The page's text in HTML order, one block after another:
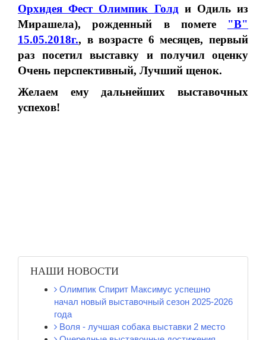
Орхидея Фест Олимпик Голд и Одиль из
Мирашела), рожденный в помете "В"
15.05.2018г., в возрасте 6 месяцев, первый
раз посетил выставку и получил оценку
Очень перспективный, Лучший щенок.
Желаем ему дальнейших выставочных
успехов!
НАШИ НОВОСТИ
Олимпик Спирит Максимус успешно
начал новый выставочный сезон 2025-2026
года
Воля - лучшая собака выставки 2 место